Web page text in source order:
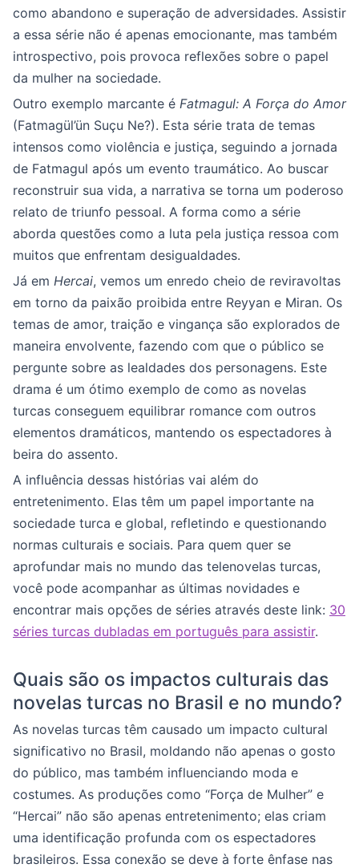
como abandono e superação de adversidades. Assistir
a essa série não é apenas emocionante, mas também
introspectivo, pois provoca reflexões sobre o papel
da mulher na sociedade.
Outro exemplo marcante é Fatmagul: A Força do Amor
(Fatmagül’ün Suçu Ne?). Esta série trata de temas
intensos como violência e justiça, seguindo a jornada
de Fatmagul após um evento traumático. Ao buscar
reconstruir sua vida, a narrativa se torna um poderoso
relato de triunfo pessoal. A forma como a série
aborda questões como a luta pela justiça ressoa com
muitos que enfrentam desigualdades.
Já em Hercai, vemos um enredo cheio de reviravoltas
em torno da paixão proibida entre Reyyan e Miran. Os
temas de amor, traição e vingança são explorados de
maneira envolvente, fazendo com que o público se
pergunte sobre as lealdades dos personagens. Este
drama é um ótimo exemplo de como as novelas
turcas conseguem equilibrar romance com outros
elementos dramáticos, mantendo os espectadores à
beira do assento.
A influência dessas histórias vai além do
entretenimento. Elas têm um papel importante na
sociedade turca e global, refletindo e questionando
normas culturais e sociais. Para quem quer se
aprofundar mais no mundo das telenovelas turcas,
você pode acompanhar as últimas novidades e
encontrar mais opções de séries através deste link: 30
séries turcas dubladas em português para assistir.
Quais são os impactos culturais das
novelas turcas no Brasil e no mundo?
As novelas turcas têm causado um impacto cultural
significativo no Brasil, moldando não apenas o gosto
do público, mas também influenciando moda e
costumes. As produções como “Força de Mulher” e
“Hercai” não são apenas entretenimento; elas criam
uma identificação profunda com os espectadores
brasileiros. Essa conexão se deve à forte ênfase nas